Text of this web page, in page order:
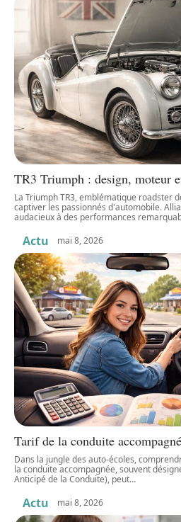
TR3 Triumph : design, moteur
La Triumph TR3, emblématique roadster
captiver les passionnés d'automobile.
audacieux à des performances
Actu mai 8, 2026
Tarif de la conduite
Dans la jungle des auto-écoles,
la conduite accompagnée, souvent
Anticipé de la Conduite), peut…
Actu mai 8, 2026